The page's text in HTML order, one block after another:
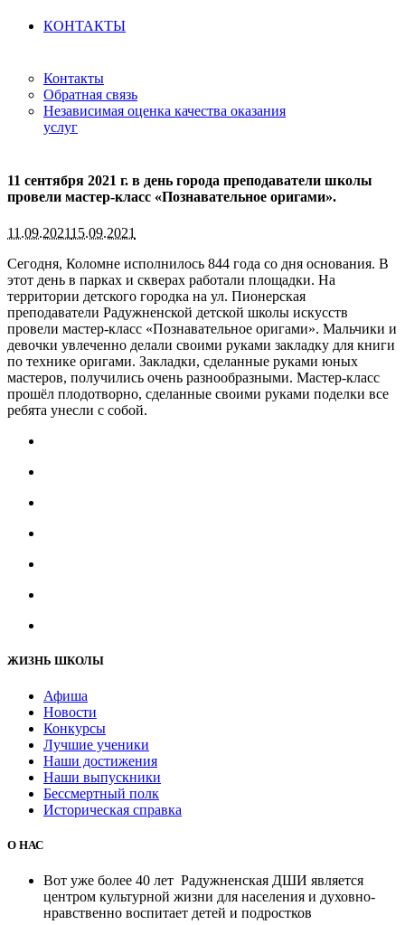
КОНТАКТЫ
Контакты
Обратная связь
Независимая оценка качества оказания
услуг
11 сентября 2021 г. в день города преподаватели школы
провели мастер-класс «Познавательное оригами».
11.09.202115.09.2021
Сегодня, Коломне исполнилось 844 года со дня основания. В
этот день в парках и скверах работали площадки. На
территории детского городка на ул. Пионерская
преподаватели Радужненской детской школы искусств
провели мастер-класс «Познавательное оригами». Мальчики и
девочки увлеченно делали своими руками закладку для книги
по технике оригами. Закладки, сделанные руками юных
мастеров, получились очень разнообразными. Мастер-класс
прошёл плодотворно, сделанные своими руками поделки все
ребята унесли с собой.
ЖИЗНЬ ШКОЛЫ
Афиша
Новости
Конкурсы
Лучшие ученики
Наши достижения
Наши выпускники
Бессмертный полк
Историческая справка
О НАС
Вот уже более 40 лет Радужненская ДШИ является
центром культурной жизни для населения и духовно-
нравственно воспитает детей и подростков